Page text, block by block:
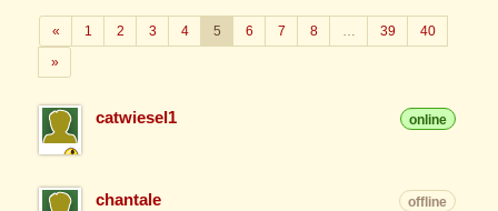
«Zurück
1 2 3 4 5 6 7 8 … 39
40
»Weiter
catwiesel1 online
chantale offline